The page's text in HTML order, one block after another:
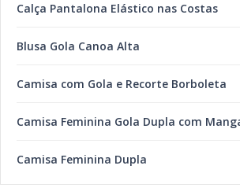
Calça Pantalona Elástico nas Costas
Blusa Gola Canoa Alta
Camisa com Gola e Recorte Borboleta
Camisa Feminina Gola Dupla com
Camisa Feminina Dupla